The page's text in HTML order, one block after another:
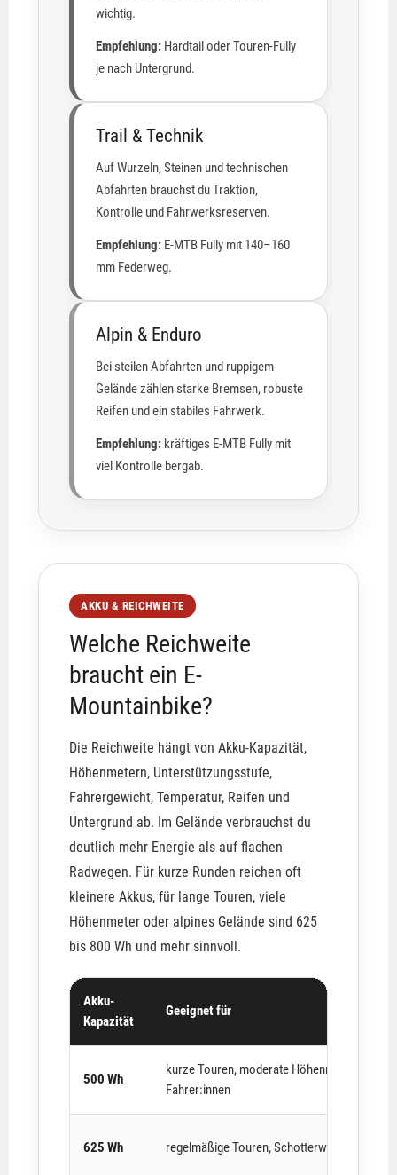
wichtig.
Empfehlung: Hardtail oder Touren-Fully
je nach Untergrund.
Trail & Technik
Auf Wurzeln, Steinen und technischen
Abfahrten brauchst du Traktion,
Kontrolle und Fahrwerksreserven.
Empfehlung: E-MTB Fully mit 140–160
mm Federweg.
Alpin & Enduro
Bei steilen Abfahrten und ruppigem
Gelände zählen starke Bremsen, robuste
Reifen und ein stabiles Fahrwerk.
Empfehlung: kräftiges E-MTB Fully mit
viel Kontrolle bergab.
AKKU & REICHWEITE
Welche Reichweite
braucht ein E-
Mountainbike?
Die Reichweite hängt von Akku-Kapazität,
Höhenmetern, Unterstützungsstufe,
Fahrergewicht, Temperatur, Reifen und
Untergrund ab. Im Gelände verbrauchst du
deutlich mehr Energie als auf flachen
Radwegen. Für kurze Runden reichen oft
kleinere Akkus, für lange Touren, viele
Höhenmeter oder alpines Gelände sind 625
bis 800 Wh und mehr sinnvoll.
Akku-
Kapazität
Geeignet für
500 Wh
kurze Touren, moderate Höhenmeter, leichte
Fahrer:innen
625 Wh regelmäßige Touren, Schotterwege, Trail-